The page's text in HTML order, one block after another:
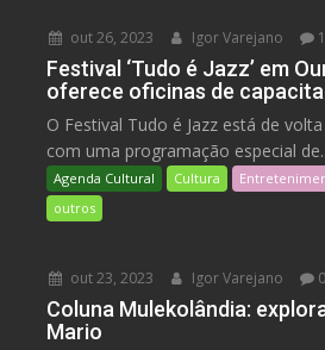
out 26, 2023 Igor Varejano 1
Festival ‘Tudo é Jazz’ em
oferece oficinas de
O Festival Tudo é Jazz está de
com uma programação especial
Agenda Cultural Cultura
outros
out 23, 2023 Igor Varejano 0
Coluna Mulekolândia:
Mario